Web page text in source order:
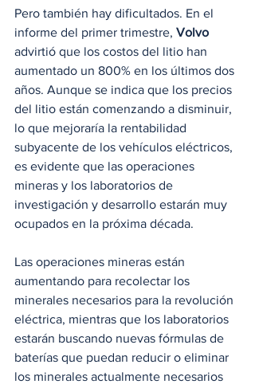
Pero también hay dificultados. En el
informe del primer trimestre, Volvo
advirtió que los costos del litio han
aumentado un 800% en los últimos dos
años. Aunque se indica que los precios
del litio están comenzando a disminuir,
lo que mejoraría la rentabilidad
subyacente de los vehículos eléctricos,
es evidente que las operaciones
mineras y los laboratorios de
investigación y desarrollo estarán muy
ocupados en la próxima década.
Las operaciones mineras están
aumentando para recolectar los
minerales necesarios para la revolución
eléctrica, mientras que los laboratorios
estarán buscando nuevas fórmulas de
baterías que puedan reducir o eliminar
los minerales actualmente necesarios